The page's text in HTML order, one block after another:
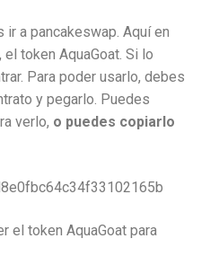
a pancakeswap. Aquí en
token AquaGoat. Si lo
Para poder usarlo, debes
y pegarlo. Puedes
verlo, o puedes copiarlo
el token AquaGoat para